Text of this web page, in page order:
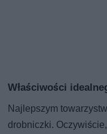
Właściwości
Najlepszym
drobniczki.